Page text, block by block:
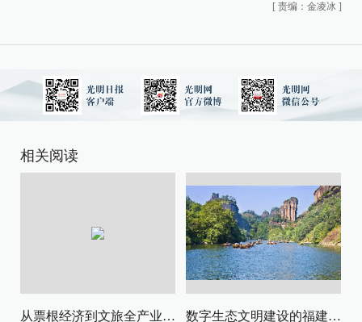
[ 责编：金凌冰 ]
相关阅读
从票根经济到文旅全产业链升级 数字生态文明建设的福建路径与启示